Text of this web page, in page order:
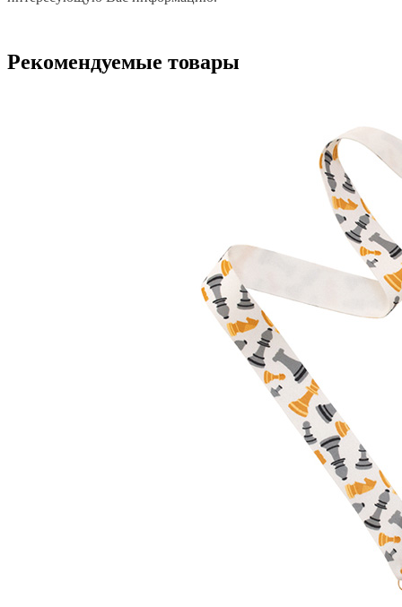
Рекомендуемые товары